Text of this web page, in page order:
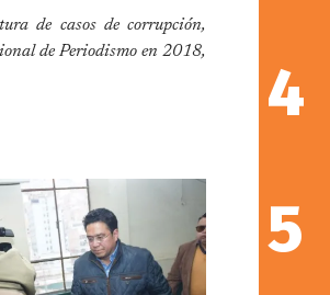
de casos de corrupción,
de Periodismo en 2018,
4
5